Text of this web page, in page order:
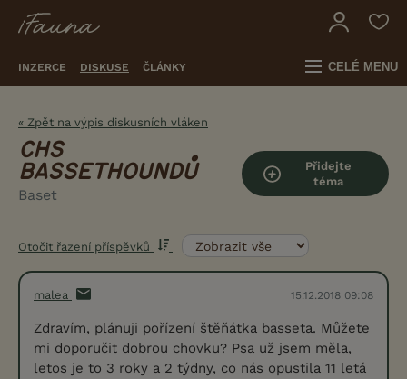
INZERCE DISKUSE ČLÁNKY CELÉ MENU
« Zpět na výpis diskusních vláken
CHS
BASSETHOUNDŮ
Baset
Přidejte
téma
Otočit řazení příspěvků
malea 15.12.2018 09:08
Zdravím, plánuji pořízení štěňátka basseta. Můžete
mi doporučit dobrou chovku? Psa už jsem měla,
letos je to 3 roky a 2 týdny, co nás opustila 11 letá